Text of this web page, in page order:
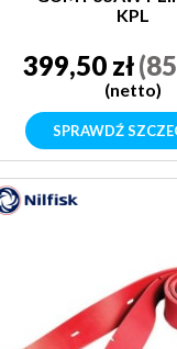
KPL
399,50 zł
(netto)
SPRAWDŹ